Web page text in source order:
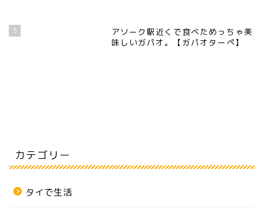
5
アソーク駅近くで食べためっちゃ美
味しいガパオ。【ガパオターペ】
カテゴリー
タイで生活